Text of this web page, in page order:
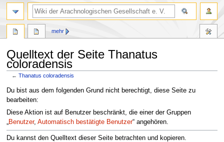
Quelltext der Seite Thanatus
coloradensis
←Thanatus coloradensis
Zur
Navigation
springen
Zur
Suche
springen
Du bist aus dem folgenden Grund nicht berechtigt, diese Seite zu
bearbeiten:
Diese Aktion ist auf Benutzer beschränkt, die einer der Gruppen
„Benutzer, Automatisch bestätigte Benutzer“ angehören.
Du kannst den Quelltext dieser Seite betrachten und kopieren.
mehr